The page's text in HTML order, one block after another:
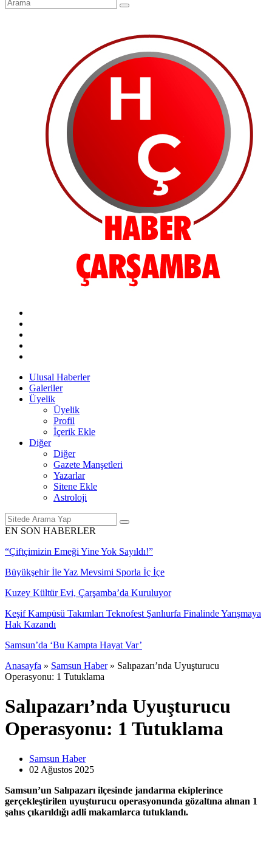
Ulusal Haberler
Galeriler
Üyelik
Üyelik
Profil
İçerik Ekle
Diğer
Diğer
Gazete Manşetleri
Yazarlar
Sitene Ekle
Astroloji
EN SON HABERLER
Yarışmaya
Anasayfa » Samsun Haber » Salıpazarı’nda Uyuşturucu
Operasyonu: 1 Tutuklama
Salıpazarı’nda Uyuşturucu
Operasyonu: 1 Tutuklama
Samsun Haber
02 Ağustos 2025
Samsun’un Salıpazarı ilçesinde jandarma ekiplerince
gerçekleştirilen uyuşturucu operasyonunda gözaltına alınan 1
şahıs çıkarıldığı adli makamlarca tutuklandı.